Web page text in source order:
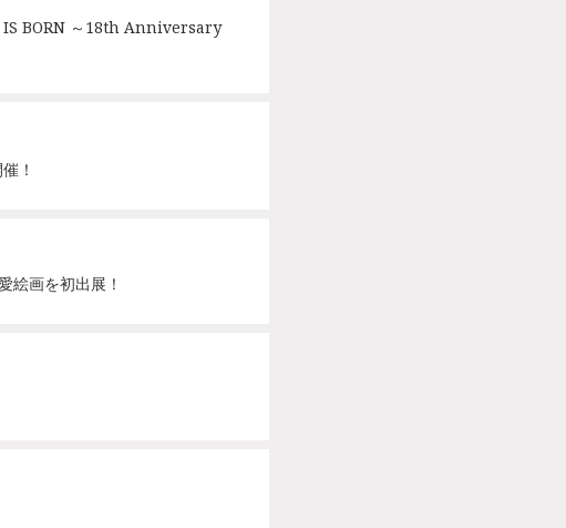
IS BORN ～18th Anniversary
！
絵画を初出展！